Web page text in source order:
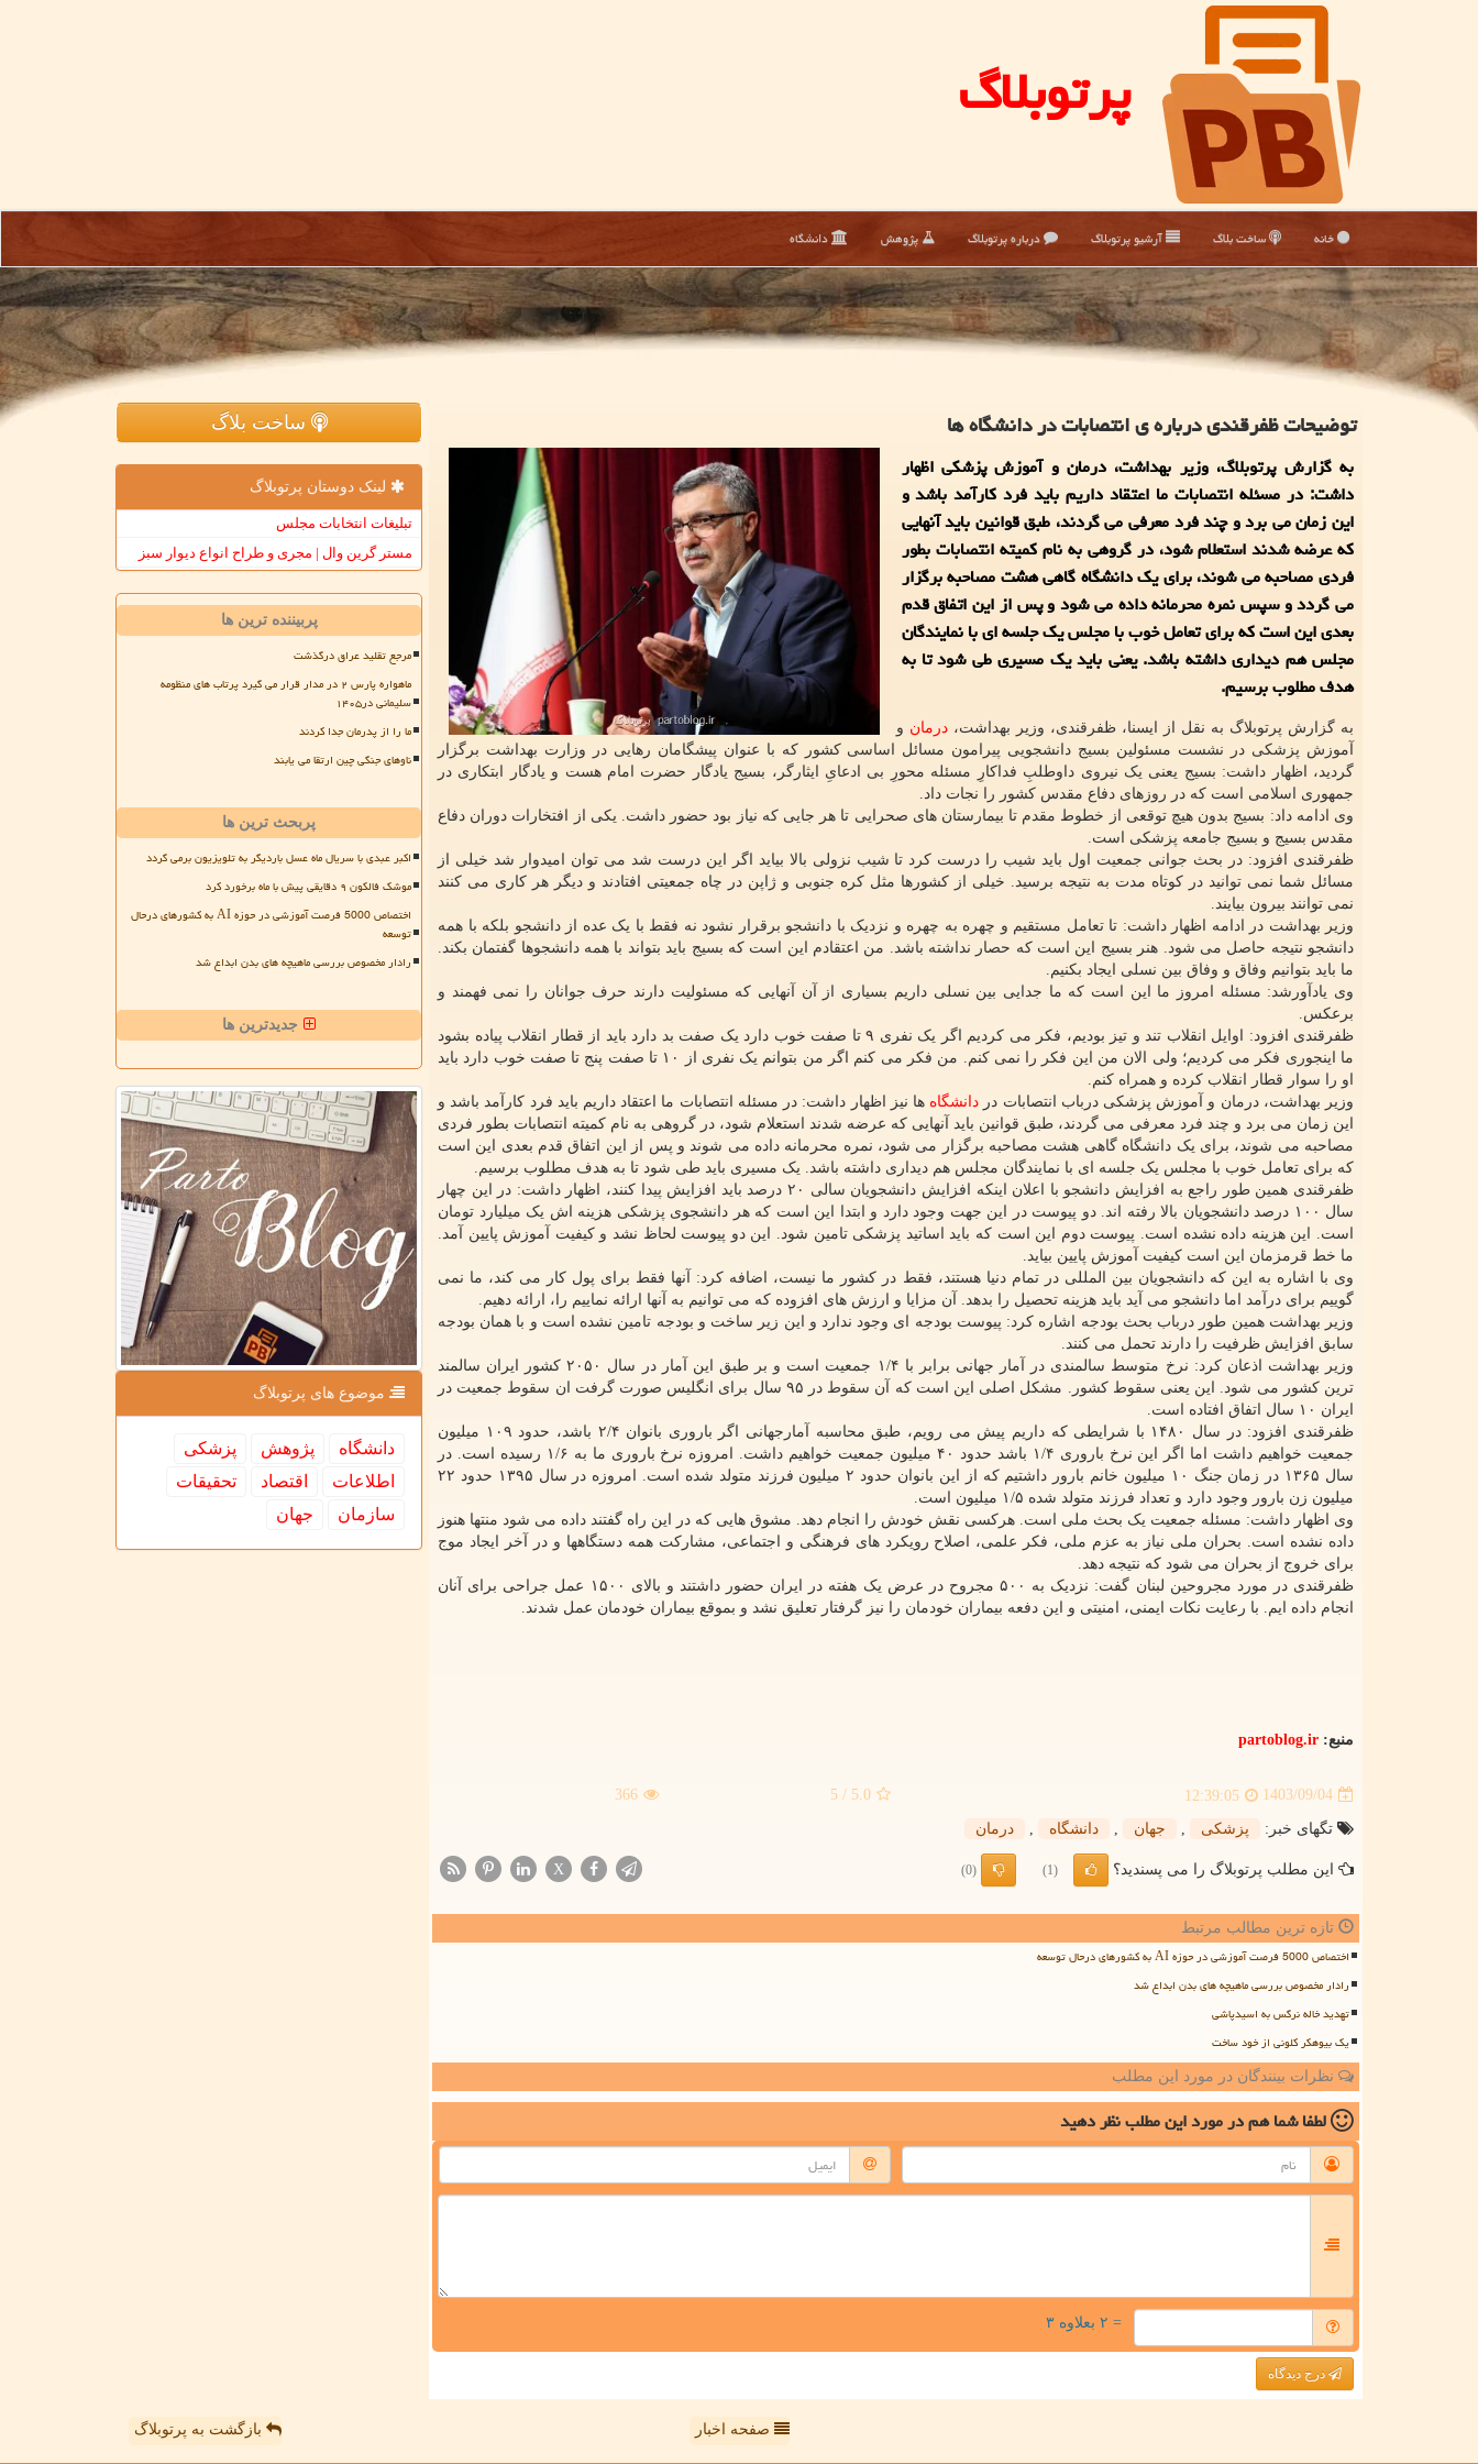
پرتوبلاگ
خانه ساخت بلاگ آرشیو پرتوبلاگ درباره پرتوبلاگ پژوهش دانشگاه
توضیحات ظفرقندی درباره ی انتصابات در دانشگاه ها
به گزارش پرتوبلاگ، وزیر بهداشت، درمان و آموزش پزشکی اظهار
داشت: در مسئله انتصابات ما اعتقاد داریم باید فرد کارآمد باشد و
این زمان می برد و چند فرد معرفی می گردند، طبق قوانین باید آنهایی
که عرضه شدند استعلام شود، در گروهی به نام کمیته انتصابات بطور
فردی مصاحبه می شوند، برای یک دانشگاه گاهی هشت مصاحبه برگزار
می گردد و سپس نمره محرمانه داده می شود و پس از این اتفاق قدم
بعدی این است که برای تعامل خوب با مجلس یک جلسه ای با نمایندگان
مجلس هم دیداری داشته باشد. یعنی باید یک مسیری طی شود تا به
هدف مطلوب برسیم.
به گزارش پرتوبلاگ به نقل از ایسنا، ظفرقندی، وزیر بهداشت،درمان و
آموزش پزشکی در نشست مسئولین بسیج دانشجویی پیرامون مسائل اساسی کشور که با عنوان پیشگامان رهایی در وزارت بهداشت برگزار
گردید، اظهار داشت: بسیج یعنی یک نیروی داوطلبِ فداکارِ مسئله محورِ بی ادعایِ ایثارگر، بسیج یادگار حضرت امام هست و یادگار ابتکاری در
جمهوری اسلامی است که در روزهای دفاع مقدس کشور را نجات داد.
وی ادامه داد: بسیج بدون هیچ توقعی از خطوط مقدم تا بیمارستان های صحرایی تا هر جایی که نیاز بود حضور داشت. یکی از افتخارات دوران دفاع
مقدس بسیج و بسیج جامعه پزشکی است.
ظفرقندی افزود: در بحث جوانی جمعیت اول باید شیب را درست کرد تا شیب نزولی بالا بیاید اگر این درست شد می توان امیدوار شد خیلی از
مسائل شما نمی توانید در کوتاه مدت به نتیجه برسید. خیلی از کشورها مثل کره جنوبی و ژاپن در چاه جمعیتی افتادند و دیگر هر کاری می کنند
نمی توانند بیرون بیایند.
وزیر بهداشت در ادامه اظهار داشت: تا تعامل مستقیم و چهره به چهره و نزدیک با دانشجو برقرار نشود نه فقط با یک عده از دانشجو بلکه با همه
دانشجو نتیجه حاصل می شود. هنر بسیج این است که حصار نداشته باشد. من اعتقادم این است که بسیج باید بتواند با همه دانشجوها گفتمان بکند.
ما باید بتوانیم وفاق و وفاق بین نسلی ایجاد بکنیم.
وی یادآورشد: مسئله امروز ما این است که ما جدایی بین نسلی داریم بسیاری از آن آنهایی که مسئولیت دارند حرف جوانان را نمی فهمند و
برعکس.
ظفرقندی افزود: اوایل انقلاب تند و تیز بودیم، فکر می کردیم اگر یک نفری ۹ تا صفت خوب دارد یک صفت بد دارد باید از قطار انقلاب پیاده بشود
ما اینجوری فکر می کردیم؛ ولی الان من این فکر را نمی کنم. من فکر می کنم اگر من بتوانم یک نفری از ۱۰ تا صفت پنج تا صفت خوب دارد باید
او را سوار قطار انقلاب کرده و همراه کنم.
وزیر بهداشت، درمان و آموزش پزشکی درباب انتصابات در دانشگاه ها نیز اظهار داشت: در مسئله انتصابات ما اعتقاد داریم باید فرد کارآمد باشد و
این زمان می برد و چند فرد معرفی می گردند، طبق قوانین باید آنهایی که عرضه شدند استعلام شود، در گروهی به نام کمیته انتصابات بطور فردی
مصاحبه می شوند، برای یک دانشگاه گاهی هشت مصاحبه برگزار می شود، نمره محرمانه داده می شوند و پس از این اتفاق قدم بعدی این است
که برای تعامل خوب با مجلس یک جلسه ای با نمایندگان مجلس هم دیداری داشته باشد. یک مسیری باید طی شود تا به هدف مطلوب برسیم.
ظفرقندی همین طور راجع به افزایش دانشجو با اعلان اینکه افزایش دانشجویان سالی ۲۰ درصد باید افزایش پیدا کنند، اظهار داشت: در این چهار
سال ۱۰۰ درصد دانشجویان بالا رفته اند. دو پیوست در این جهت وجود دارد و ابتدا این است که هر دانشجوی پزشکی هزینه اش یک میلیارد تومان
است. این هزینه داده نشده است. پیوست دوم این است که باید اساتید پزشکی تامین شود. این دو پیوست لحاظ نشد و کیفیت آموزش پایین آمد.
ما خط قرمزمان این است کیفیت آموزش پایین بیاید.
وی با اشاره به این که دانشجویان بین المللی در تمام دنیا هستند، فقط در کشور ما نیست، اضافه کرد: آنها فقط برای پول کار می کند، ما نمی
گوییم برای درآمد اما دانشجو می آید باید هزینه تحصیل را بدهد. آن مزایا و ارزش های افزوده که می توانیم به آنها ارائه نماییم را، ارائه دهیم.
وزیر بهداشت همین طور درباب بحث بودجه اشاره کرد: پیوست بودجه ای وجود ندارد و این زیر ساخت و بودجه تامین نشده است و با همان بودجه
سابق افزایش ظرفیت را دارند تحمل می کنند.
وزیر بهداشت اذعان کرد: نرخ متوسط سالمندی در آمار جهانی برابر با ۱/۴ جمعیت است و بر طبق این آمار در سال ۲۰۵۰ کشور ایران سالمند
ترین کشور می شود. این یعنی سقوط کشور. مشکل اصلی این است که آن سقوط در ۹۵ سال برای انگلیس صورت گرفت ان سقوط جمعیت در
ایران ۱۰ سال اتفاق افتاده است.
ظفرقندی افزود: در سال ۱۴۸۰ با شرایطی که داریم پیش می رویم، طبق محاسبه آمارجهانی اگر باروری بانوان ۲/۴ باشد، حدود ۱۰۹ میلیون
جمعیت خواهیم داشت اما اگر این نرخ باروری ۱/۴ باشد حدود ۴۰ میلیون جمعیت خواهیم داشت. امروزه نرخ باروری ما به ۱/۶ رسیده است. در
سال ۱۳۶۵ در زمان جنگ ۱۰ میلیون خانم بارور داشتیم که از این بانوان حدود ۲ میلیون فرزند متولد شده است. امروزه در سال ۱۳۹۵ حدود ۲۲
میلیون زن بارور وجود دارد و تعداد فرزند متولد شده ۱/۵ میلیون است.
وی اظهار داشت: مسئله جمعیت یک بحث ملی است. هرکسی نقش خودش را انجام دهد. مشوق هایی که در این راه گفتند داده می شود منتها هنوز
داده نشده است. بحران ملی نیاز به عزم ملی، فکر علمی، اصلاح رویکرد های فرهنگی و اجتماعی، مشارکت همه دستگاهها و در آخر ایجاد موج
برای خروج از بحران می شود که نتیجه دهد.
ظفرقندی در مورد مجروحین لبنان گفت: نزدیک به ۵۰۰ مجروح در عرض یک هفته در ایران حضور داشتند و بالای ۱۵۰۰ عمل جراحی برای آنان
انجام داده ایم. با رعایت نکات ایمنی، امنیتی و این دفعه بیماران خودمان را نیز گرفتار تعلیق نشد و بموقع بیماران خودمان عمل شدند.
منبع: partoblog.ir
1403/09/04
12:39:05
5.0
/ 5
366
تگهای خبر: پزشكی , جهان , دانشگاه , درمان
این مطلب پرتوبلاگ را می پسندید؟ (1)
(0)
X
تازه ترین مطالب مرتبط
اختصاص 5000 فرصت آموزشی در حوزه AI به کشورهای درحال توسعه
رادار مخصوص بررسی ماهیچه های بدن ابداع شد
تهدید خاله نرگس به اسیدپاشی
یک بیوهکر کلونی از خود ساخت
نظرات بینندگان در مورد این مطلب
لطفا شما همدر مورد این مطلبنظر دهید
= ۲ بعلاوه ۳
درج دیدگاه
ساخت بلاگ
لینک دوستان پرتوبلاگ
تبلیغات انتخابات مجلس
مستر گرین وال | مجری و طراح انواع دیوار سبز
پربیننده ترین ها
مرجع تقلید عراق درگذشت
ماهواره پارس ۲ در مدار قرار می گیرد پرتاب های منظومه
سلیمانی در۱۴۰۵
ما را از پدرمان جدا کردند
ناوهای جنگی چین ارتقا می یابند
پربحث ترین ها
اکبر عبدی با سریال ماه عسل باردیگر به تلویزیون برمی گردد
موشک فالکون ۹ دقایقی پیش با ماه برخورد کرد
اختصاص 5000 فرصت آموزشی در حوزه AI به کشورهای درحال
توسعه
رادار مخصوص بررسی ماهیچه های بدن ابداع شد
جدیدترین ها
موضوع های پرتوبلاگ
دانشگاه پژوهش
پزشكی
اطلاعات
اقتصاد
تحقیقات
سازمان
جهان
صفحه اخبار بازگشت به پرتوبلاگ